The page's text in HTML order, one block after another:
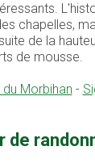
chapelles,
de la
de mousse.
Morbihan -